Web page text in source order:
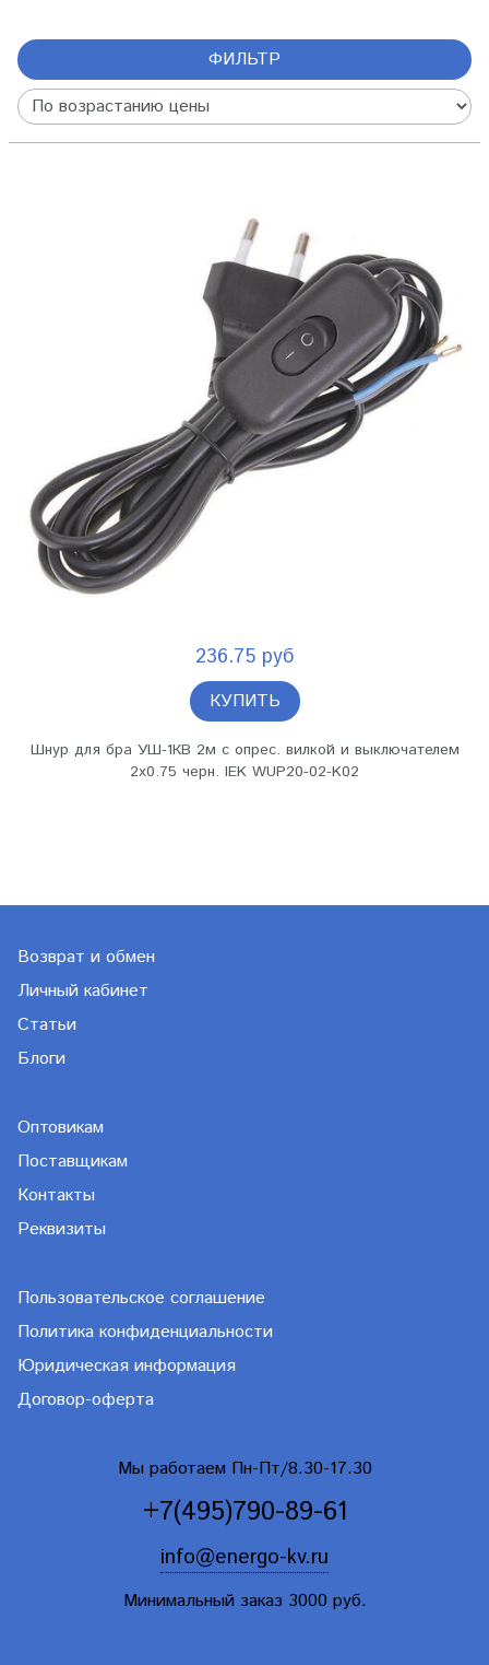
ФИЛЬТР
236.75 руб
КУПИТЬ
Шнур для бра УШ-1КВ 2м с опрес. вилкой и выключателем
2х0.75 черн. IEK WUP20-02-K02
Возврат и обмен
Личный кабинет
Статьи
Блоги
Оптовикам
Поставщикам
Контакты
Реквизиты
Пользовательское соглашение
Политика конфиденциальности
Юридическая информация
Договор-оферта
Мы работаем Пн-Пт/8.30-17.30
+7(495)790-89-61
info@energo-kv.ru
Минимальный заказ 3000 руб.